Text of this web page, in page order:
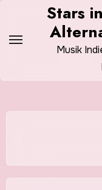
content
Stars
Musik